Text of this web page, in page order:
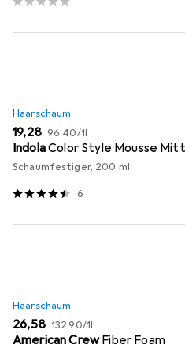
Haarschaum
EUR
19,28 EUR
96,40/1l
IndolaColor Style Mousse
Schaumfestiger, 200 ml
6
Haarschaum
EUR
26,58 EUR
132,90/1l
American CrewFiber Foam